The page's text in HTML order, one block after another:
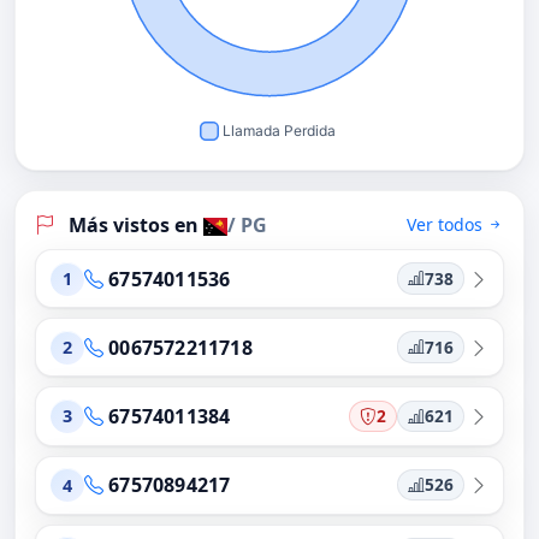
Más vistos en / PG Ver todos
1 67574011536 738
2 0067572211718 716
3 67574011384 2 621
4 67570894217 526